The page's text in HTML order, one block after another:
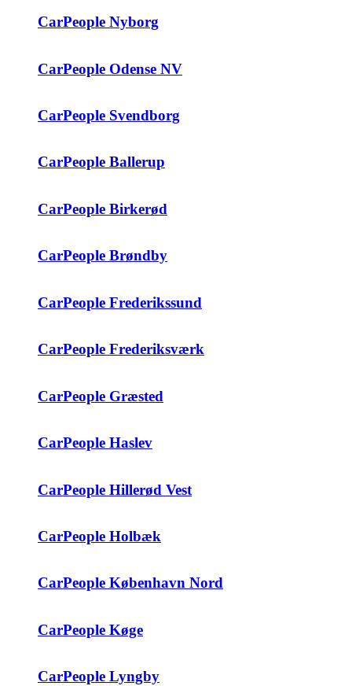
CarPeople Nyborg
CarPeople Odense NV
CarPeople Svendborg
CarPeople Ballerup
CarPeople Birkerød
CarPeople Brøndby
CarPeople Frederikssund
CarPeople Frederiksværk
CarPeople Græsted
CarPeople Haslev
CarPeople Hillerød Vest
CarPeople Holbæk
CarPeople København Nord
CarPeople Køge
CarPeople Lyngby